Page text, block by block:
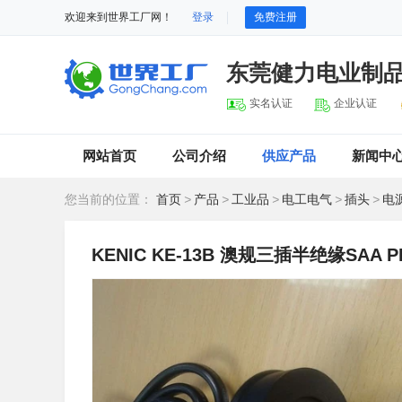
欢迎来到世界工厂网！ 登录 免费注册
东莞健力电业制
实名认证 企业认证
网站首页 公司介绍 供应产品 新闻中
您当前的位置： 首页 > 产品 > 工业品 > 电工电气 >插头 > 电
KENIC KE-13B 澳规三插半绝缘SAA